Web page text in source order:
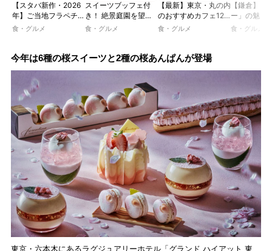
【スタバ新作・2026
年】ご当地フラペチー
ノが新登場！ 地域と
JIMOTO
PROGRAM」が青
森・群馬・沖縄で始
動。6種類を飲んで実
食レポート
食・グルメ
スイーツブッフェ付
き！ 絶景庭園を望む
ホテルレストランで味
ツトレンドVol.105】
食・グルメ
【最新】東京・丸の内
のおすすめカフェ12
選｜ひとりでゆったり
るカフェ、優雅なホテ
食・グルメ
【鎌倉】「
ー」の魅力
説！ 定番商
食・グルメ
今年は6種の桜スイーツと2種の桜あんぱんが登場
東京・六本木にあるラグジュアリーホテル「グランド ハイアット 東